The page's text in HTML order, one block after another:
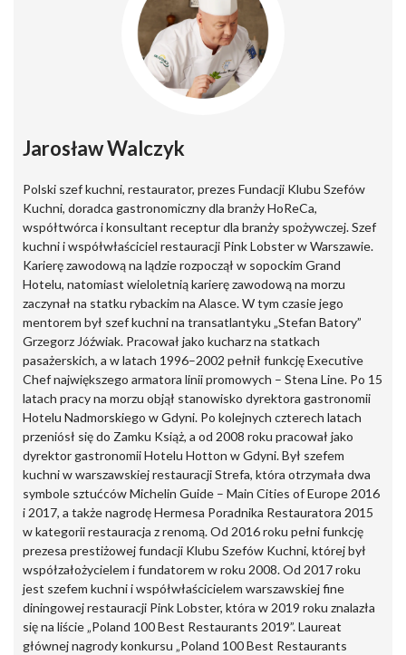
Jarosław Walczyk
Polski szef kuchni, restaurator, prezes Fundacji Klubu Szefów
Kuchni, doradca gastronomiczny dla branży HoReCa,
współtwórca i konsultant receptur dla branży spożywczej. Szef
kuchni i współwłaściciel restauracji Pink Lobster w Warszawie.
Karierę zawodową na lądzie rozpoczął w sopockim Grand
Hotelu, natomiast wieloletnią karierę zawodową na morzu
zaczynał na statku rybackim na Alasce. W tym czasie jego
mentorem był szef kuchni na transatlantyku „Stefan Batory”
Grzegorz Jóźwiak. Pracował jako kucharz na statkach
pasażerskich, a w latach 1996–2002 pełnił funkcję Executive
Chef największego armatora linii promowych – Stena Line. Po 15
latach pracy na morzu objął stanowisko dyrektora gastronomii
Hotelu Nadmorskiego w Gdyni. Po kolejnych czterech latach
przeniósł się do Zamku Książ, a od 2008 roku pracował jako
dyrektor gastronomii Hotelu Hotton w Gdyni. Był szefem
kuchni w warszawskiej restauracji Strefa, która otrzymała dwa
symbole sztućców Michelin Guide – Main Cities of Europe 2016
i 2017, a także nagrodę Hermesa Poradnika Restauratora 2015
w kategorii restauracja z renomą. Od 2016 roku pełni funkcję
prezesa prestiżowej fundacji Klubu Szefów Kuchni, której był
współzałożycielem i fundatorem w roku 2008. Od 2017 roku
jest szefem kuchni i współwłaścicielem warszawskiej fine
diningowej restauracji Pink Lobster, która w 2019 roku znalazła
się na liście „Poland 100 Best Restaurants 2019”. Laureat
głównej nagrody konkursu „Poland 100 Best Restaurants